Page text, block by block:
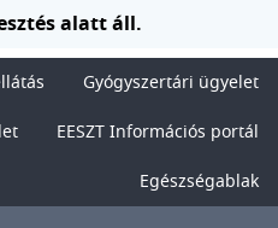
alatt áll.
Gyógyszertári ügyelet
EESZT Információs portál
Egészségablak